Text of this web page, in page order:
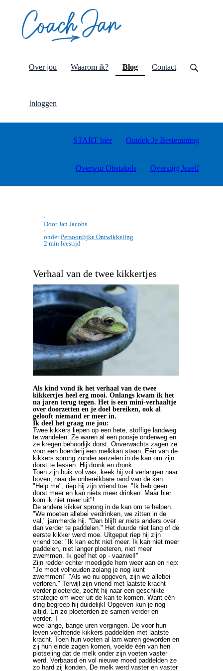
Over jou Waarom ik? Blog(current)
Contact
Inloggen
START hier Ontdek Je Bestemming
Overwin Obstakels Overstijg Jezelf
·
Door Jan Jacobs
·
onderPersoonlijke Ontwikkeling
2 min leestijd
Verhaal van de twee kikkertjes
Als kind vond ik het verhaal van de twee
kikkertjes heel erg mooi. Onlangs kwam ik het
na jaren terug tegen. Het is een mini-verhaaltje
over doorzetten en je doel bereiken, ook al
gelooft niemand er meer in.
Ik deel het graag me jou:
Twee kikkers liepen op een hete, stoffige landweg
te wandelen. Ze waren al een poosje onderweg en
ze kregen behoorlijk dorst. Onverwachts zagen ze
voor een boerderij een melkkan staan. Eén van de
kikkers sprong zonder aarzelen in de kan om zijn
dorst te lessen. Hij dronk en dronk.
Toen zijn buik vol was, keek hij vol verlangen naar
boven, naar de onbereikbare rand van de kan.
"Help me", riep hij zijn vriend toe. "Ik heb geen
dorst meer en kan niets meer drinken. Maar hier
kom ik niet meer uit"!
De andere kikker sprong in de kan om te helpen.
"We moeten allebei verdrinken, we zitten in de
val," jammerde hij. "Dan blijft er niets anders over
dan verder te paddelen." Het duurde niet lang of de
eerste kikker werd moe. Uitgeput riep hij zijn
vriend toe: "Ik kan echt niet meer. Ik kan niet meer
paddelen, niet langer ploeteren, niet meer
zwemmen. Ik geef het op - vaarwel!"
Zijn redder echter moedigde hem weer aan en riep:
"Je moet volhouden zolang je nog kunt
zwemmen!" "Als we nu opgeven, zijn we allebei
verloren." Terwijl zijn vriend met laatste kracht
verder ploeterde, zocht hij naar een geschikte
strategie om weer uit de kan te komen. Want één
ding begreep hij duidelijk! Opgeven kun je nog
altijd. En zo ploeterden ze samen verder en
verder. T
wee lange, bange uren vergingen. De voor hun
leven vechtende kikkers paddelden met laatste
kracht. Toen hun voeten al lam waren geworden en
zij hun einde zagen komen, voelde één van hen
plotseling dat de melk onder zijn voeten vaster
werd. Verbaasd en vol nieuwe moed paddelden ze
zo hard zij konden. De melk werd vaster en vaster